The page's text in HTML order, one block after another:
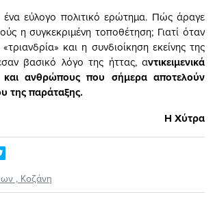
εύλογο πολιτικό ερώτημα. Πώς άραγε
η συγκεκριμένη τοποθέτηση; Γιατί όταν
και η συνδιοίκηση εκείνης της
βασικό λόγο της ήττας, αντικειμενικά
και ανθρώπους που σήμερα αποτελούν
της παράταξης.
Η Χύτρα
, Κοζάνη